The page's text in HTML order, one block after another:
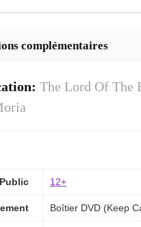
complémentaires
The Lord Of The
Public 12+
Boîtier DVD (Keep